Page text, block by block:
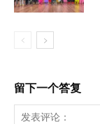
留下一个答复